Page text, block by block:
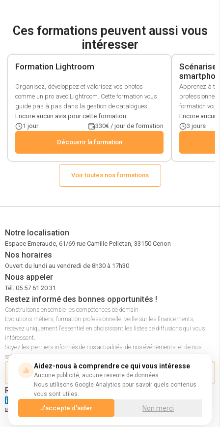
Aidez-nous à comprendre ce qui vous intéresse
Aucune publicité, aucune revente de données.
Nous utilisons Google Analytics pour savoir quels contenus
vous sont utiles.
J'accepte d'aider Non merci
Ces formations peuvent aussi vous
intéresser
Formation Lightroom
Organisez, développez et valorisez vos photos
comme un pro avec Lightroom. Cette formation vous
guide pas à pas dans la gestion de catalogues,
l’utilisation avancée des métadonnées,
l’automatisation des exports JPEG, TIFF ou PSD, ainsi
réduction de bruit, aberrations…). Maîtrisez
l’intégration avec Photoshop pour une retouche fluide,
et découvrez les modules de diaporama, impression
et publication web. Idéal pour les photographes
souhaitant gagner du temps, optimiser leur flux de
Encore aucun avis pour cette formation
1 jour 330€ / jour de formation
Découvrir la formation
Apprenez à
formation
matériel et
scénarisation
(titres, voix
Encore
3 jours
Voir toutes nos formations
Notre localisation
Espace Emeraude, 61/69 rue Camille Pelletan, 33150 Cenon
Nos horaires
Ouvert du lundi au vendredi de 8h30 à 17h30
Nous appeler
Tél. 05 57 61 20 31
Restez informé des bonnes opportunités !
Construisons ensemble les compétences de demain
Evolutions métiers, formation professionnelle, veille sur les financements,
recevez uniquement l'essentiel en choisissant les listes de diffusions qui vous
intéressent.
Soyez les premiers informés de nos actualités, de nos événements, et de nos
solutions pour accompagner les entreprises et les parcours professionnels.
M'inscrire à la newsletter
Retrouvez-nous sur nos réseaux
Mentions légales Politique de confidentialité CGV| Accessibilité handicap Télécharger notre certificat Qualiopi